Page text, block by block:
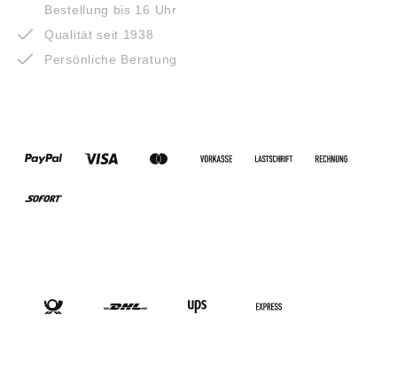
Bestellung bis 16 Uhr
Qualität seit 1938
Persönliche Beratung